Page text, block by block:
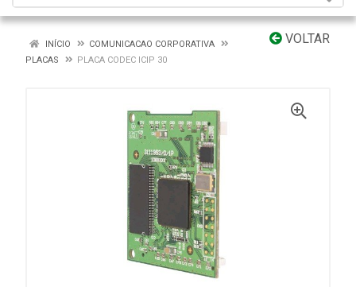
VOLTAR
INÍCIO
COMUNICACAO CORPORATIVA
PLACAS
PLACA CODEC ICIP 30